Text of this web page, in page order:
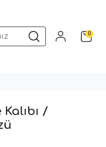
Gereçleri Kalıplar0
/